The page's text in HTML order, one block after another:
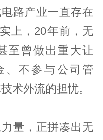
路产业一直存在
上，20年前，无
至曾做出重大让
、不参与公司管
术外流的担忧。
量，正拼凑出无